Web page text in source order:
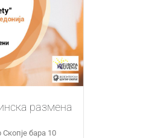
размена
бара 10